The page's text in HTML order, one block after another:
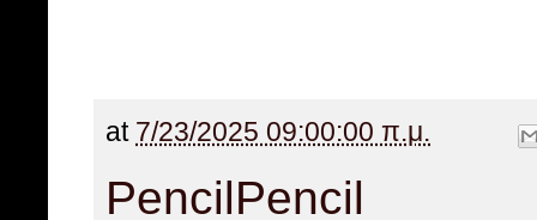
at 7/23/2025 09:00:00 π.μ.
PencilPencil